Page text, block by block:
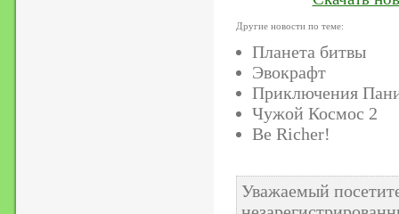
Другие новости по теме:
Планета битвы
Эвокрафт
Приключения
Чужой Космос 2
Be Richer!
Уважаемый